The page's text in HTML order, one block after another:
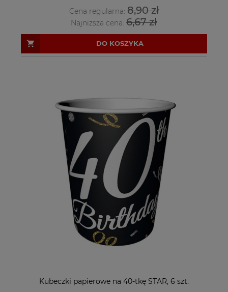
Cena regularna:8,90 zł
Najniższa cena: 6,67 zł
DO KOSZYKA
Kubeczki papierowe na 40-tkę STAR, 6 szt.